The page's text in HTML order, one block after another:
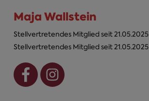
Maja Wallstein
Stellvertretendes Mitglied seit 21.05.2025
Stellvertretendes Mitglied seit 21.05.2025